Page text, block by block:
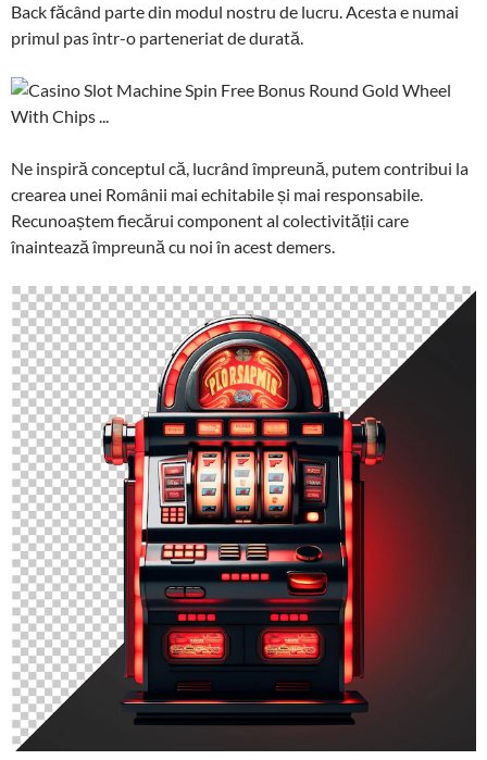
Back făcând parte din modul nostru de lucru. Acesta e numai
primul pas într-o parteneriat de durată.
Ne inspiră conceptul că, lucrând împreună, putem contribui la
crearea unei Românii mai echitabile și mai responsabile.
Recunoaștem fiecărui component al colectivității care
înaintează împreună cu noi în acest demers.